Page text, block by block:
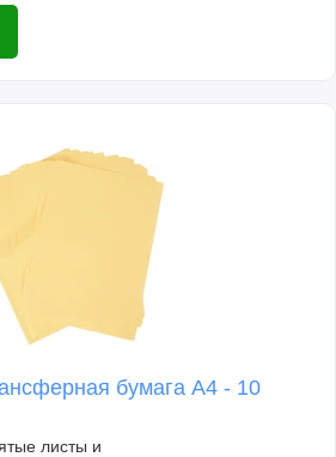
бумага А4 - 10
листы и